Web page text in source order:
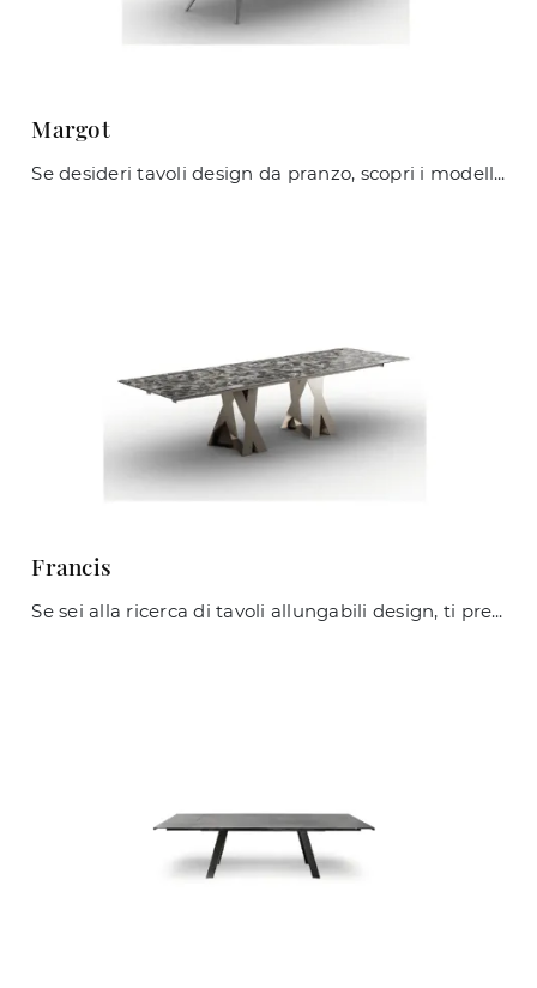
Margot
Se desideri tavoli design da pranzo, scopri i modelli fissi di Zamagna: clicca e scopri il modello Margot in ceramica.
Francis
Se sei alla ricerca di tavoli allungabili design, ti presentiamo il modello da pranzo in ceramica Francis della firma Zamagna.